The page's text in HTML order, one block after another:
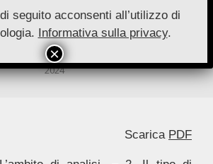
ed unità della
repubblica
On: 16 Luglio 2024
2024
Scarica PDF
seguito acconsenti all’utilizzo di
Informativa sulla privacy.